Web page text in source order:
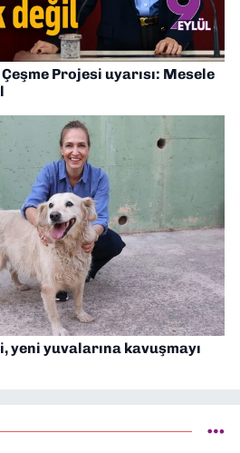
Projesi uyarısı: Mesele
yeni yuvalarına kavuşmayı